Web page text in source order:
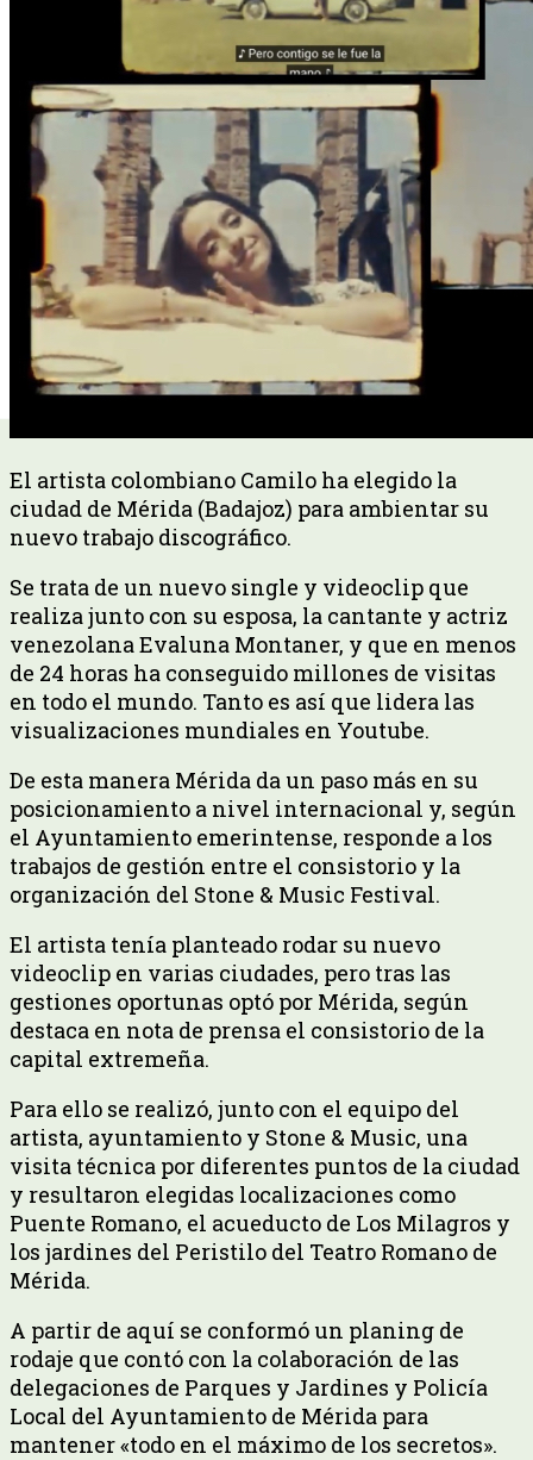
El artista colombiano Camilo ha elegido la
ciudad de Mérida (Badajoz) para ambientar su
nuevo trabajo discográfico.
Se trata de un nuevo single y videoclip que
realiza junto con su esposa, la cantante y actriz
venezolana Evaluna Montaner, y que en menos
de 24 horas ha conseguido millones de visitas
en todo el mundo. Tanto es así que lidera las
visualizaciones mundiales en Youtube.
De esta manera Mérida da un paso más en su
posicionamiento a nivel internacional y, según
el Ayuntamiento emerintense, responde a los
trabajos de gestión entre el consistorio y la
organización del Stone & Music Festival.
El artista tenía planteado rodar su nuevo
videoclip en varias ciudades, pero tras las
gestiones oportunas optó por Mérida, según
destaca en nota de prensa el consistorio de la
capital extremeña.
Para ello se realizó, junto con el equipo del
artista, ayuntamiento y Stone & Music, una
visita técnica por diferentes puntos de la ciudad
y resultaron elegidas localizaciones como
Puente Romano, el acueducto de Los Milagros y
los jardines del Peristilo del Teatro Romano de
Mérida.
A partir de aquí se conformó un planing de
rodaje que contó con la colaboración de las
delegaciones de Parques y Jardines y Policía
Local del Ayuntamiento de Mérida para
mantener «todo en el máximo de los secretos».